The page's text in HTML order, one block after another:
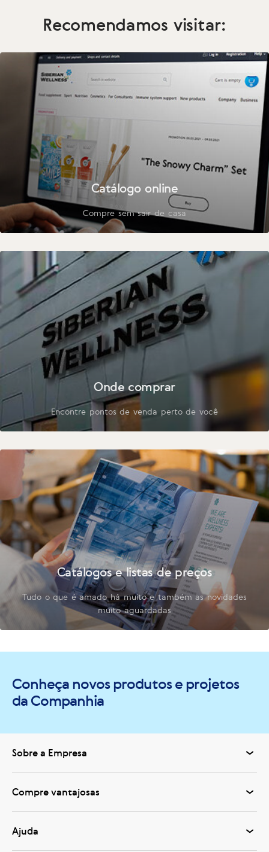
Recomendamos visitar:
Catálogo online
Compre sem sair de casa
Onde comprar
Encontre pontos de venda perto de você
Catálogos e listas de preços
Tudo o que é amado há muito e também as novidades
muito aguardadas
Conheça novos produtos e projetos
da Companhia
Sobre a Empresa
Compre vantajosas
Ajuda